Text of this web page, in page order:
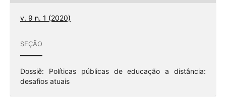
v. 9 n. 1 (2020)
SEÇÃO
Dossiê: Políticas públicas de educação a distância:
desafios atuais